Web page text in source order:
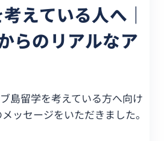
えている人へ｜
らのリアルなア
島留学を考えている方へ向け
ッセージをいただきました。